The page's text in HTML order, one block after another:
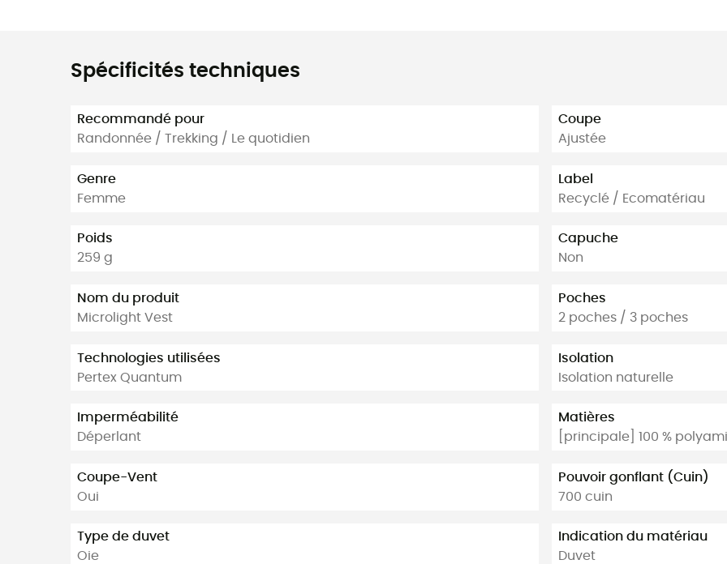
Spécificités techniques
Recommandé pour
Randonnée / Trekking / Le quotidien
Genre
Femme
Poids
259 g
Nom du produit
Microlight Vest
Technologies utilisées
Pertex Quantum
Imperméabilité
Déperlant
Coupe-Vent
Oui
Type de duvet
Oie
Coupe
Ajustée
Label
Recyclé / Ecomatériau
Capuche
Non
Poches
2 poches / 3 poches
Isolation
Isolation naturelle
Matières
[principale] 100 %
Pouvoir gonflant (Cuin)
700 cuin
Indication du matériau
Duvet